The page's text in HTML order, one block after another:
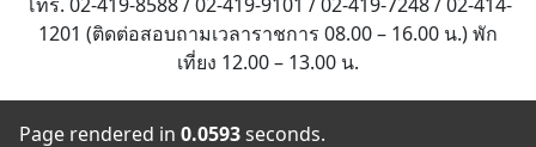
1201 (ติดต่อสอบถามเวลาราชการ 08.00 – 16.00 น.) พัก
เที่ยง 12.00 – 13.00 น.
Page rendered in 0.0593seconds.